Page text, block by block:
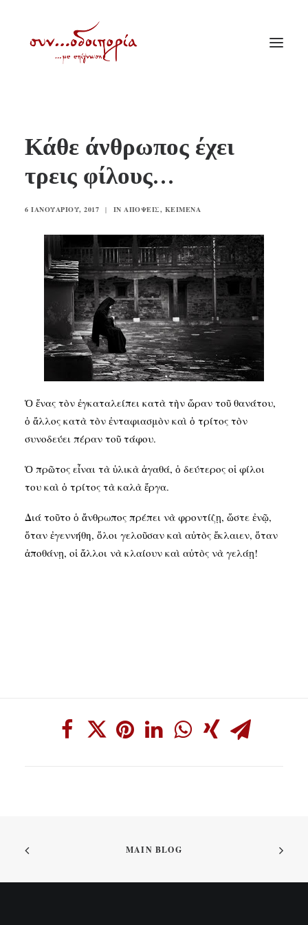
ΘΕΜΑΤΟΛΟΓΙΑ
ΑΝΑΚΟΙΝΩΣΕΙΣ
ΠΑΛΑΙΑ ΣΥΝΟΔΟΙΠΟΡΙΑ
ΕΠΙΚΟΙΝΩΝΙΑ
SEARCH
Κάθε άνθρωπος έχει
τρεις φίλους…
6 ΙΑΝΟΥΑΡΊΟΥ, 2017 | IN ΑΠΌΨΕΙΣ, ΚΕΊΜΕΝΑ
Ὁ ἕνας τὸν ἐγκαταλείπει κατὰ τὴν ὥραν τοῦ θανάτου,
ὁ ἄλλος κατὰ τὸν ἐνταφιασμὸν καὶ ὁ τρίτος τὸν
συνοδεύει πέραν τοῦ τάφου.
Ὁ πρῶτος εἶναι τὰ ὑλικὰ ἀγαθά, ὁ δεύτερος oἱ φίλοι
του καὶ ὁ τρίτος τὰ καλὰ ἔργα.
Διά τοῦτο ὁ ἄνθρωπος πρέπει νὰ φροντίζῃ, ὥστε ἐνῷ,
ὅταν ἐγεννήθη, ὅλοι γελοῦσαν καὶ αὐτὸς ἔκλαιεν, ὅταν
ἀποθάνῃ, οἱ ἄλλοι νὰ κλαίουν καὶ αὐτὸς νὰ γελάῃ!
MAIN BLOG